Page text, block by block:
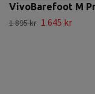
VivoBarefoot M
1 895 kr 1 645 kr